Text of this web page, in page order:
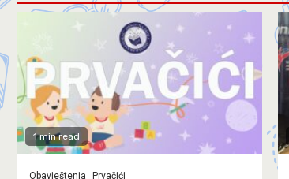
1 min read
Obavještenja Prvačići